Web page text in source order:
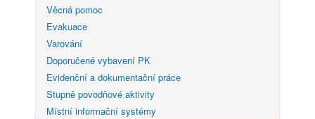
Věcná pomoc
Evakuace
Varování
Doporučené vybavení PK
Evidenční a dokumentační práce
Stupně povodňové aktivity
Místní informační systémy